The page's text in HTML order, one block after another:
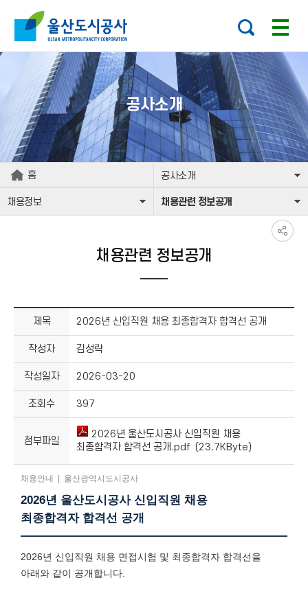
본문으로가기
주요 메뉴로 건너뛰기
공사소개
홈 공사소개
채용정보 채용관련 정보공개
채용관련 정보공개
제목 2026년 신입직원 채용 최종합격자 합격선 공개
작성자 김성락
작성일자 2026-03-20
조회수 397
첨부파일
2026년 울산도시공사 신입직원 채용
최종합격자 합격선 공개.pdf (23.7KByte)
채용안내 | 울산광역시도시공사
2026년 울산도시공사 신입직원 채용
최종합격자 합격선 공개
2026년 신입직원 채용 면접시험 및 최종합격자 합격선을
아래와 같이 공개합니다.